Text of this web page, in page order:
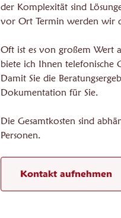
der Komplexität sind
vor Ort Termin werden wir
Oft ist es von großem Wert
biete ich Ihnen telefonische
Damit Sie die
Dokumentation für Sie.
Die Gesamtkosten sind
Personen.
Kontakt aufnehmen